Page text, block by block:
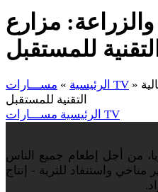
مزارع
للمستقبل
الرئيسية » مســـارات TV »
التقنية للمستقبل
الرئيسية مســـارات TV
من أجل إطعام جميع الناس
واستنفاد للتربة - إنتاج